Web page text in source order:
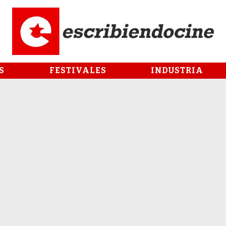
FESTIVALES INDUSTRIA